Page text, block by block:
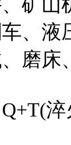
、液
磨床